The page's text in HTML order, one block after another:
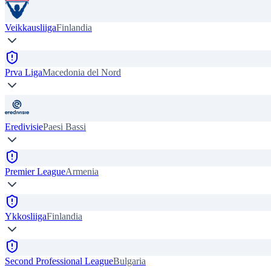
VeikkausliigaFinlandia
Prva LigaMacedonia del Nord
EredivisiePaesi Bassi
Premier LeagueArmenia
YkkosliigaFinlandia
Second Professional LeagueBulgaria